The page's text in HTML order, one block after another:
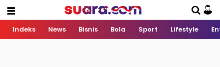
Indeks News Bisnis Bola Sport Lifestyle